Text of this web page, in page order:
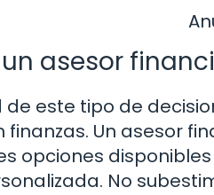
asesor
este tipo de
finanzas. Un asesor
opciones
No